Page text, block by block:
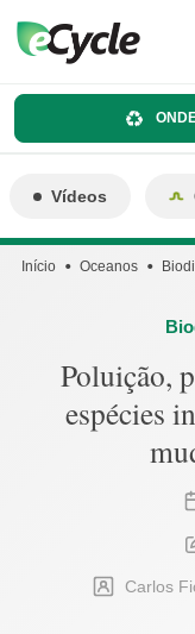
Vídeos
Início Oceanos
Poluição,
espécies
Carlos